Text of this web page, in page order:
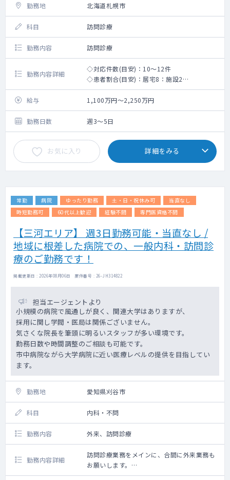
勤務地 北海道札幌市
科目 訪問診療
勤務内容 訪問診療
勤務内容詳細
◇対応件数(目安)：10～12件
◇患者割合(目安)：居宅8：施設2
◇オンコール：免除相談可。ありの場合は別
途手当支給
◇オンコール手当：（平日）5,000円/日
（土日祝日）10,000円/日
◇出動手当：（看取り以外）15,000円/件、
（看取り）25,000円/件
◇診療体制：2～3名体制※運転をお願いする
ことはありません。
給与 1,100万円～2,250万円
勤務日数 週3～5日
お気に入り 詳細をみる
常勤 病院 ゆったり勤務 土・日・祝休み可
当直なし
時短勤務可
60代以上歓迎 経験不問 専門医資格不問
【三河エリア】 週3日勤務可能・当直なし /
地域に根差した病院での、一般内科・訪問診
療のご勤務です！
掲載更新日 : 2026年08月06日 案件番号 : 26-JH314822
担当エージェントより
小規模の病院で風通しが良く、関連大学はありますが、
採用に関し学閥・医局は関係ございません。
気さくな院長を筆頭に明るいスタッフが多い環境です。
勤務日数や時間調整のご相談も可能です。
市中病院ながら大学病院に近い医療レベルの提供を目指してい
ます。
勤務地 愛知県刈谷市
科目 内科・不問
勤務内容 外来、訪問診療
勤務内容詳細
訪問診療業務をメインに、合間に外来業務も
お願いします。
法人内の関連施設（病院隣接）の50～60名程